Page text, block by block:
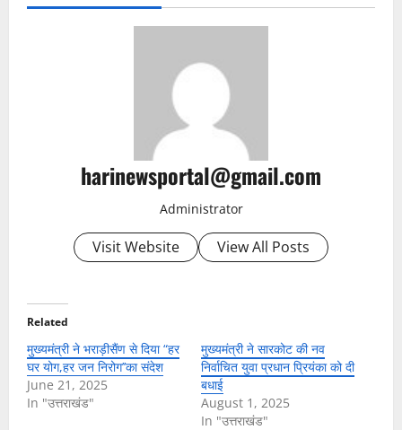
harinewsportal@gmail.com
Administrator
Visit Website View All Posts
Related
मुख्यमंत्री ने भराड़ीसैंण से दिया “हर
घर योग,हर जन निरोग’’का संदेश
June 21, 2025
In "उत्तराखंड"
मुख्यमंत्री ने सारकोट की नव
निर्वाचित युवा प्रधान प्रियंका को दी
बधाई
August 1, 2025
In "उत्तराखंड"